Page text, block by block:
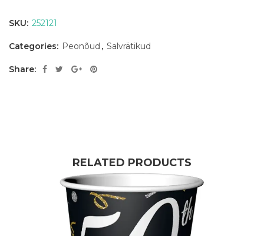
SKU: 252121
Categories: Peonõud , Salvrätikud
Share:
RELATED PRODUCTS